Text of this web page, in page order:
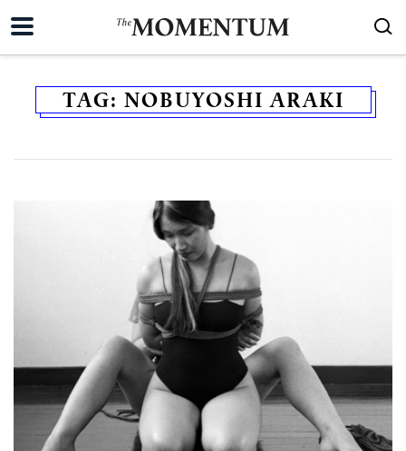
TAG: NOBUYOSHI ARAKI
ค้นหา